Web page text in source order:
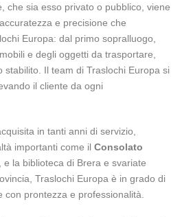
che sia esso privato o pubblico, viene
e precisione che
Europa: dal primo sopralluogo,
e degli oggetti da trasportare,
stabilito. Il team di Traslochi Europa si
il cliente da ogni
in tanti anni di servizio,
importanti come il Consolato
e la biblioteca di Brera e svariate
Traslochi Europa è in grado di
con prontezza e professionalità.